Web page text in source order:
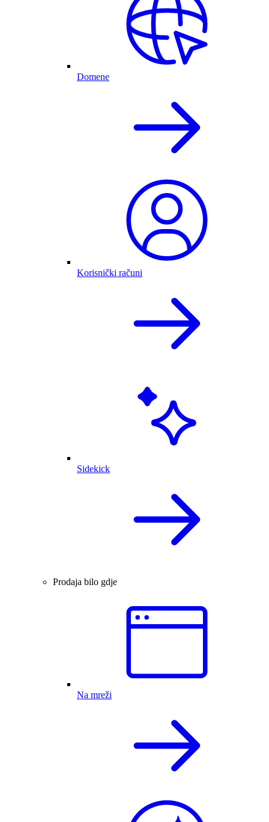
Domene
Korisnički računi
Sidekick
Prodaja bilo gdje
Na mreži